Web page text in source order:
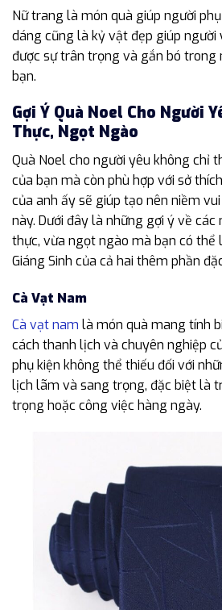
Nữ trang là món quà giúp người
dáng cũng là kỷ vật đẹp giúp người
được sự trân trọng và gắn bó trong
bạn.
Gợi Ý Quà Noel Cho Người
Thực, Ngọt Ngào
Quà Noel cho người yêu không chỉ
của bạn mà còn phù hợp với sở
của anh ấy sẽ giúp tạo nên niềm
này. Dưới đây là những gợi ý về
thực, vừa ngọt ngào mà bạn có thể
Giáng Sinh của cả hai thêm phần
Cà Vạt Nam
Cà vạt nam là món quà mang tính
cách thanh lịch và chuyên nghiệp
phụ kiện không thể thiếu đối với
lịch lãm và sang trọng, đặc biệt là
trọng hoặc công việc hàng ngày.